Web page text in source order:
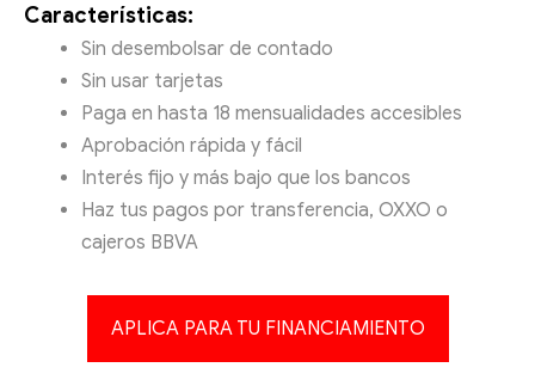
Características:
Sin desembolsar de contado
Sin usar tarjetas
Paga en hasta 18 mensualidades accesibles
Aprobación rápida y fácil
Interés fijo y más bajo que los bancos
Haz tus pagos por transferencia, OXXO o
cajeros BBVA
APLICA PARA TU FINANCIAMIENTO